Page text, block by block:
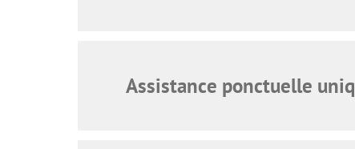
Assistance ponctuelle